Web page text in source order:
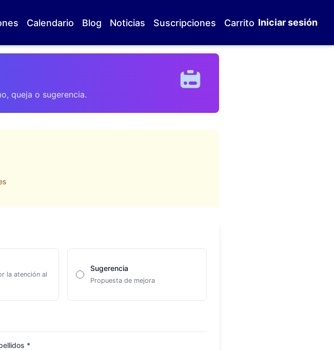
Calendario Blog Noticias Suscripciones Carrito Iniciar sesión
queja o sugerencia.
la atención al
Sugerencia
Propuesta de mejora
*